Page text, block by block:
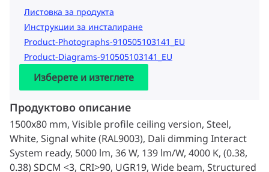
Листовка за продукта
Инструкции за инсталиране
Product-Photographs-910505103141_EU
Product-Diagrams-910505103141_EU
Изберете и изтеглете
Продуктово описание
1500x80 mm, Visible profile ceiling version, Steel,
White, Signal white (RAL9003), Dali dimming Interact
System ready, 5000 lm, 36 W, 139 lm/W, 4000 K, (0.38,
0.38) SDCM <3, CRI>90, UGR19, Wide beam, Structured